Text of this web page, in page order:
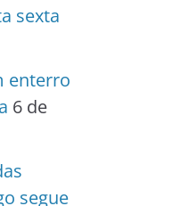
sexta
enterro
6 de
segue